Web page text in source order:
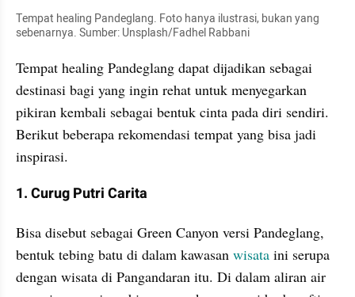
Tempat healing Pandeglang. Foto hanya ilustrasi, bukan yang
sebenarnya. Sumber: Unsplash/Fadhel Rabbani
Tempat healing Pandeglang dapat dijadikan sebagai
destinasi bagi yang ingin rehat untuk menyegarkan
pikiran kembali sebagai bentuk cinta pada diri sendiri.
Berikut beberapa rekomendasi tempat yang bisa jadi
inspirasi.
1. Curug Putri Carita
Bisa disebut sebagai Green Canyon versi Pandeglang,
bentuk tebing batu di dalam kawasan wisata ini serupa
dengan wisata di Pangandaran itu. Di dalam aliran air